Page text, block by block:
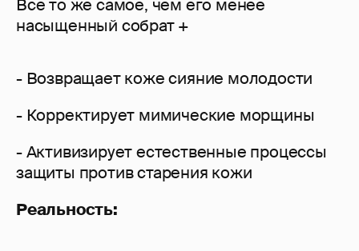
Все то же самое, чем его менее
насыщенный собрат +
- Возвращает коже сияние молодости
- Корректирует мимические морщины
- Активизирует естественные процессы
защиты против старения кожи
Реальность: